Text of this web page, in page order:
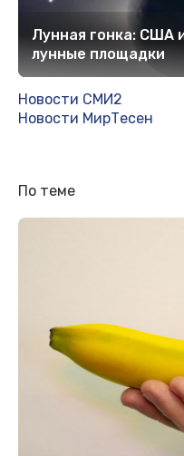
Лунная гонка: США
лунные площадки
Новости СМИ2
Новости МирТесен
По теме